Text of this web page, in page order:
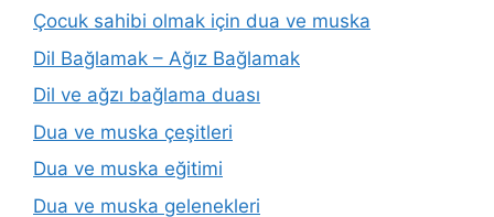
Çocuk sahibi olmak için dua ve muska
Dil Bağlamak – Ağız Bağlamak
Dil ve ağzı bağlama duası
Dua ve muska çeşitleri
Dua ve muska eğitimi
Dua ve muska gelenekleri